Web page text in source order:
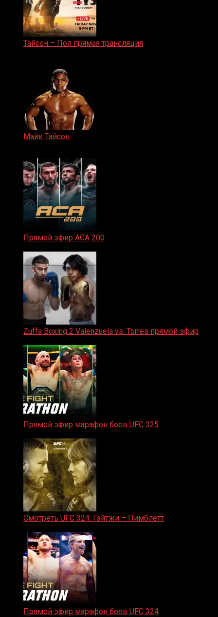
Тайсон – Пол прямая трансляция
Майк Тайсон
Прямой эфир ACA 200
Zuffa Boxing 2 Valenzuela vs. Torres прямой эфир
Прямой эфир марафон боев UFC 325
Смотреть UFC 324: Гэйтжи – Пимблетт
Прямой эфир марафон боев UFC 324